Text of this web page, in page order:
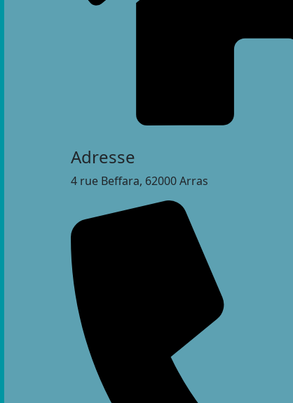
Adresse
4 rue Beffara, 62000 Arras